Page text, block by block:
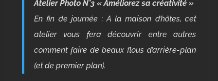
Atelier Photo N°3 « Améliorez sa créativité »
En fin de journée : A la maison d’hôtes, cet
atelier vous fera découvrir entre autres
comment faire de beaux flous d’arrière-plan
(et de premier plan).